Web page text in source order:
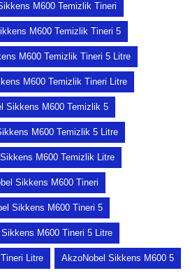
M600 Temizlik Tineri
M600 Temizlik Tineri 5
M600 Temizlik Tineri 5 Litre
M600 Temizlik Tineri Litre
Sikkens M600 Temizlik 5
M600 Temizlik 5 Litre
M600 Temizlik Litre
Sikkens M600 Tineri
Sikkens M600 Tineri 5
M600 Tineri 5 Litre
Litre AkzoNobel Sikkens M600 5